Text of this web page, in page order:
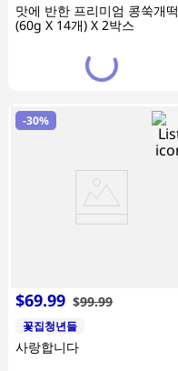
맛에 반한 프리미엄 콩쑥개떡
(60g X 14개) X 2박스
-30%
$69.99 $99.99
꽃집청년들
사랑합니다